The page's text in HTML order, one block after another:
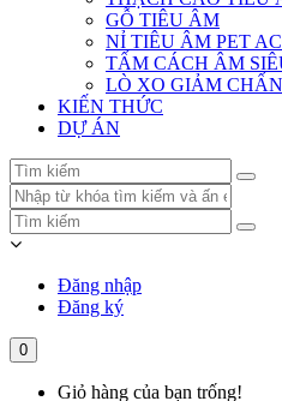
GỖ TIÊU ÂM
NỈ TIÊU ÂM PET
TẤM CÁCH ÂM
LÒ XO GIẢM
KIẾN THỨC
DỰ ÁN
Đăng nhập
Đăng ký
0
Giỏ hàng của bạn trống!